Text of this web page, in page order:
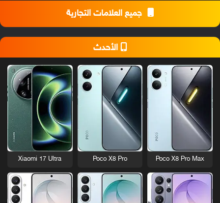
جميع العلامات التجارية
الأحدث
Poco X8 Pro Max
Poco X8 Pro
Xiaomi 17 Ultra